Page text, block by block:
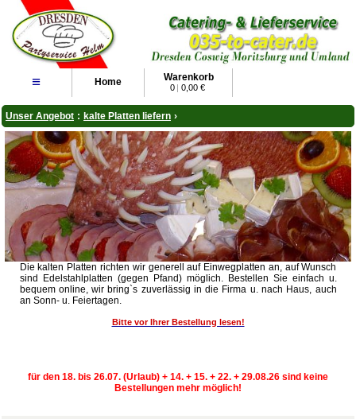
≡ Home Warenkorb
0 | 0,00 €
Unser Angebot : kalte Platten liefern ›
Die kalten Platten richten wir generell auf Einwegplatten an, auf Wunsch
sind Edelstahlplatten (gegen Pfand) möglich. Bestellen Sie einfach u.
bequem online, wir bring`s zuverlässig in die Firma u. nach Haus, auch
an Sonn- u. Feiertagen.
Bitte vor Ihrer Bestellung lesen!
für den 18. bis 26.07. (Urlaub) + 14. + 15. + 22. + 29.08.26 sind keine
Bestellungen mehr möglich!